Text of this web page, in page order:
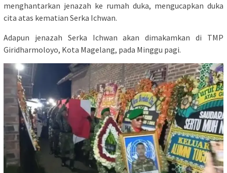
menghantarkan jenazah ke rumah duka, mengucapkan duka
cita atas kematian Serka Ichwan.
Adapun jenazah Serka Ichwan akan dimakamkan di TMP
Giridharmoloyo, Kota Magelang, pada Minggu pagi.